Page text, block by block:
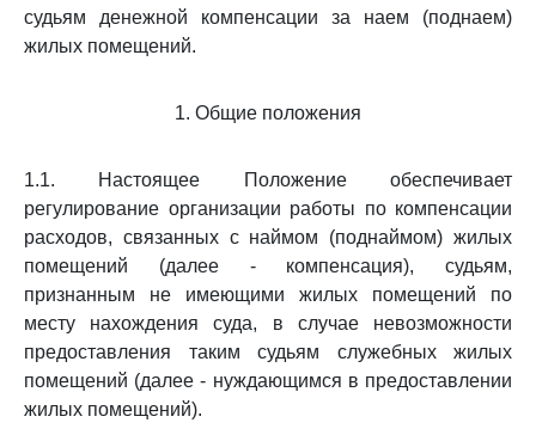
судьям денежной компенсации за наем (поднаем)
жилых помещений.
1. Общие положения
1.1. Настоящее Положение обеспечивает
регулирование организации работы по компенсации
расходов, связанных с наймом (поднаймом) жилых
помещений (далее - компенсация), судьям,
признанным не имеющими жилых помещений по
месту нахождения суда, в случае невозможности
предоставления таким судьям служебных жилых
помещений (далее - нуждающимся в предоставлении
жилых помещений).